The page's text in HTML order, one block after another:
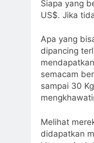
Siapa yang
US$. Jika
Apa yang
dipancing
semacam
sampai 30
Melihat
didapatkan